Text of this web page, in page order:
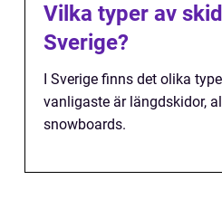
Vilka typer av
Sverige?
I Sverige finns det olika
vanligaste är längdskidor,
snowboards.